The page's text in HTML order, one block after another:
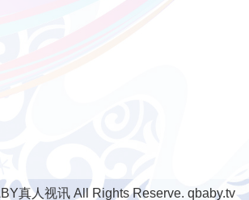
真人视讯 All Rights Reserve. qbaby.tv